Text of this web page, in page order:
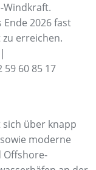
Windkraft.
2026 fast
erreichen.
60 85 17
über knapp
moderne
Offshore-